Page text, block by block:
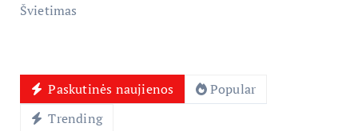
Švietimas
Paskutinės naujienos
Popular
Trending